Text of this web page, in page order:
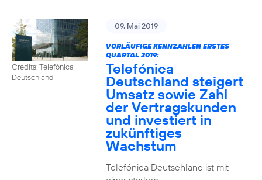
Credits: Telefónica
Deutschland
09. Mai 2019
VORLÄUFIGE KENNZAHLEN ERSTES
QUARTAL 2019:
Telefónica
Deutschland steigert
Umsatz sowie Zahl
der Vertragskunden
und investiert in
zukünftiges
Wachstum
Telefónica Deutschland ist mit